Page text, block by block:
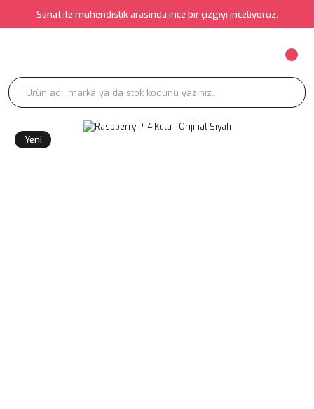
Sanat ile mühendislik arasında ince bir çizgiyi inceliyoruz.
Yeni